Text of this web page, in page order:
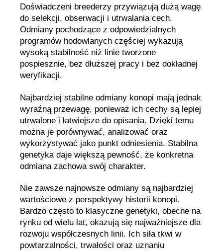
Doświadczeni breederzy przywiązują dużą wagę
do selekcji, obserwacji i utrwalania cech.
Odmiany pochodzące z odpowiedzialnych
programów hodowlanych częściej wykazują
wysoką stabilność niż linie tworzone
pospiesznie, bez dłuższej pracy i bez dokładnej
weryfikacji.
Najbardziej stabilne odmiany konopi mają jednak
wyraźną przewagę, ponieważ ich cechy są lepiej
utrwalone i łatwiejsze do opisania. Dzięki temu
można je porównywać, analizować oraz
wykorzystywać jako punkt odniesienia. Stabilna
genetyka daje większą pewność, że konkretna
odmiana zachowa swój charakter.
Nie zawsze najnowsze odmiany są najbardziej
wartościowe z perspektywy historii konopi.
Bardzo często to klasyczne genetyki, obecne na
rynku od wielu lat, okazują się najważniejsze dla
rozwoju współczesnych linii. Ich siła tkwi w
powtarzalności, trwałości oraz uznaniu